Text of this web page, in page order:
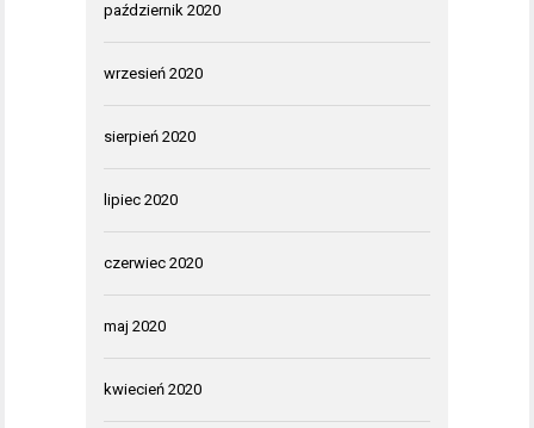
październik 2020
wrzesień 2020
sierpień 2020
lipiec 2020
czerwiec 2020
maj 2020
kwiecień 2020